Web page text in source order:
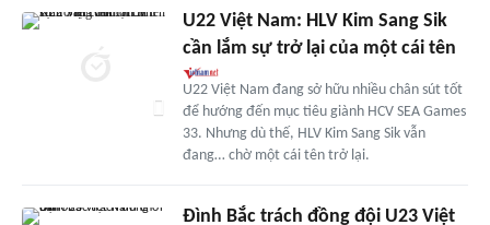
U22 Việt Nam: HLV Kim Sang Sik
cần lắm sự trở lại của một cái tên
U22 Việt Nam đang sở hữu nhiều chân sút tốt
để hướng đến mục tiêu giành HCV SEA Games
33. Nhưng dù thế, HLV Kim Sang Sik vẫn
đang… chờ một cái tên trở lại.
Đình Bắc trách đồng đội U23 Việt